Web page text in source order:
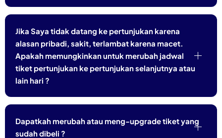
Jika Saya tidak datang ke pertunjukan karena
alasan pribadi, sakit, terlambat karena macet.
Apakah memungkinkan untuk merubah jadwal
tiket pertunjukan ke pertunjukan selanjutnya atau
lain hari ?
Dapatkah merubah atau meng-upgrade tiket yang
sudah dibeli ?